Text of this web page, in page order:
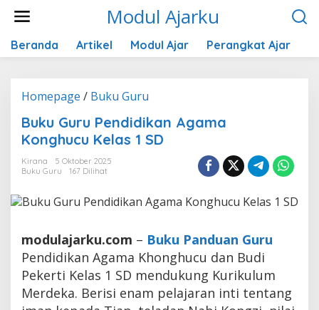
Modul Ajarku
Beranda Artikel Modul Ajar Perangkat Ajar
Homepage / Buku Guru
Pendidikan
Agama
SD
Buku Guru Pendidikan Agama
Konghucu Kelas 1 SD
Kirana
5 Oktober 2025
Buku Guru
167 Dilihat
modulajarku.com – Buku Panduan Guru
Pendidikan Agama Khonghucu dan Budi
Pekerti Kelas 1 SD mendukung Kurikulum
Merdeka. Berisi enam pelajaran inti tentang